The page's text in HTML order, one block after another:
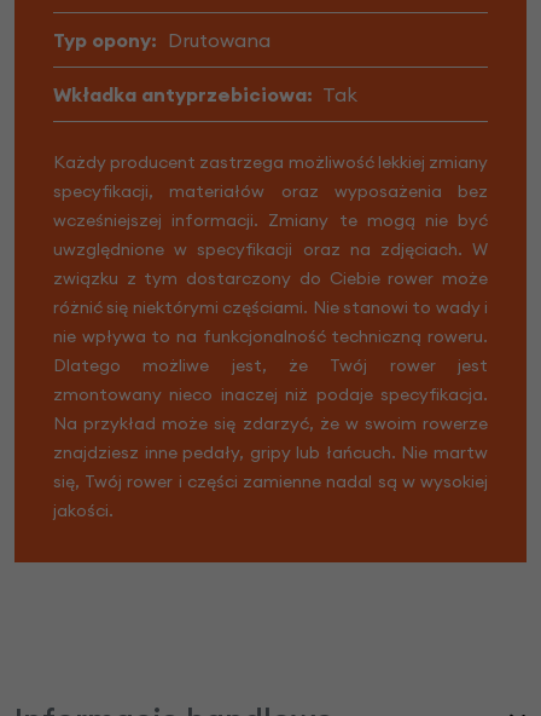
Typ opony: Drutowana
Wkładka antyprzebiciowa: Tak
Każdy producent zastrzega możliwość lekkiej zmiany
specyfikacji, materiałów oraz wyposażenia bez
wcześniejszej informacji. Zmiany te mogą nie być
uwzględnione w specyfikacji oraz na zdjęciach. W
związku z tym dostarczony do Ciebie rower może
różnić się niektórymi częściami. Nie stanowi to wady i
nie wpływa to na funkcjonalność techniczną roweru.
Dlatego możliwe jest, że Twój rower jest
zmontowany nieco inaczej niż podaje specyfikacja.
Na przykład może się zdarzyć, że w swoim rowerze
znajdziesz inne pedały, gripy lub łańcuch. Nie martw
się, Twój rower i części zamienne nadal są w wysokiej
jakości.